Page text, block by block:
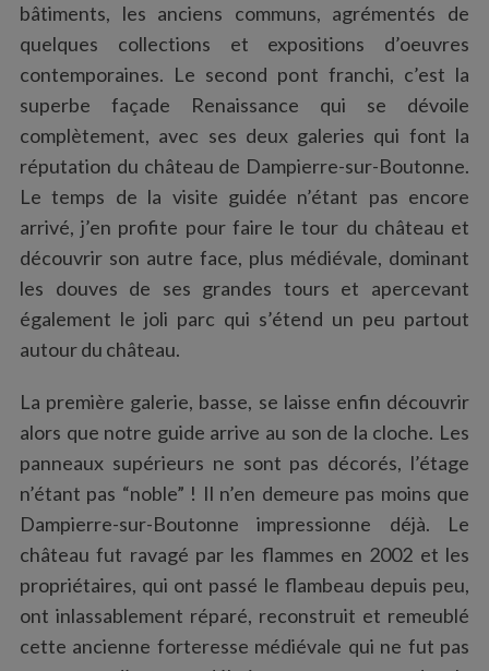
bâtiments, les anciens communs, agrémentés de
quelques collections et expositions d’oeuvres
contemporaines. Le second pont franchi, c’est la
superbe façade Renaissance qui se dévoile
complètement, avec ses deux galeries qui font la
réputation du château de Dampierre-sur-Boutonne.
Le temps de la visite guidée n’étant pas encore
arrivé, j’en profite pour faire le tour du château et
découvrir son autre face, plus médiévale, dominant
les douves de ses grandes tours et apercevant
également le joli parc qui s’étend un peu partout
autour du château.
La première galerie, basse, se laisse enfin découvrir
alors que notre guide arrive au son de la cloche. Les
panneaux supérieurs ne sont pas décorés, l’étage
n’étant pas “noble” ! Il n’en demeure pas moins que
Dampierre-sur-Boutonne impressionne déjà. Le
château fut ravagé par les flammes en 2002 et les
propriétaires, qui ont passé le flambeau depuis peu,
ont inlassablement réparé, reconstruit et remeublé
cette ancienne forteresse médiévale qui ne fut pas